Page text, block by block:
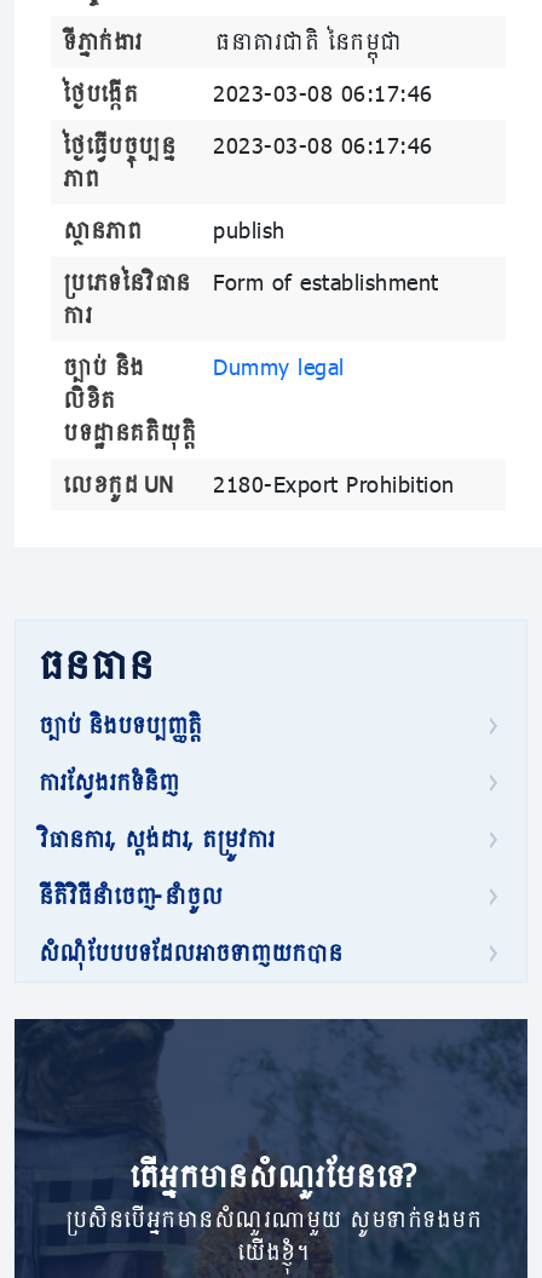
ទីភ្នាក់ងារ
ធនាគារជាតិ នៃកម្ពុជា
ថ្ងៃបង្កើត
2023-03-08 06:17:46
ថ្ងៃធ្វើបច្ចុប្បន្ន
ភាព
2023-03-08 06:17:46
ស្ថានភាព
publish
ប្រភេទនៃវិធាន
ការ
Form of establishment
ច្បាប់ និង
លិខិត
បទដ្ឋានគតិយុត្តិ
Dummy legal
លេខកូដ UN 2180-Export Prohibition
ធនធាន
ច្បាប់ និងបទប្បញ្ញត្តិ
ការស្វែងរកទំនិញ
វិធានការ, ស្តង់ដារ, តម្រូវការ
នីតិវិធីនាំចេញ-នាំចូល
សំណុំបែបបទដែលអាចទាញយកបាន
តើ​អ្នក​មាន​សំណួរ​មែនទេ?
ប្រសិនបើអ្នកមានសំណួរណាមួយ សូមទាក់ទងមក
យើងខ្ញុំ។